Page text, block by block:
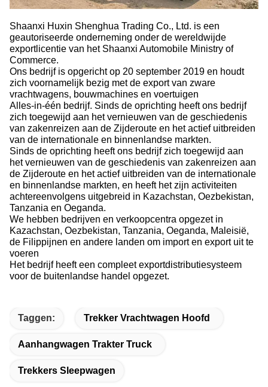
Shaanxi Huxin Shenghua Trading Co., Ltd. is een
geautoriseerde onderneming onder de wereldwijde
exportlicentie van het Shaanxi Automobile Ministry of
Commerce.
Ons bedrijf is opgericht op 20 september 2019 en houdt
zich voornamelijk bezig met de export van zware
vrachtwagens, bouwmachines en voertuigen
Alles-in-één bedrijf. Sinds de oprichting heeft ons bedrijf
zich toegewijd aan het vernieuwen van de geschiedenis
van zakenreizen aan de Zijderoute en het actief uitbreiden
van de internationale en binnenlandse markten.
Sinds de oprichting heeft ons bedrijf zich toegewijd aan
het vernieuwen van de geschiedenis van zakenreizen aan
de Zijderoute en het actief uitbreiden van de internationale
en binnenlandse markten, en heeft het zijn activiteiten
achtereenvolgens uitgebreid in Kazachstan, Oezbekistan,
Tanzania en Oeganda.
We hebben bedrijven en verkoopcentra opgezet in
Kazachstan, Oezbekistan, Tanzania, Oeganda, Maleisië,
de Filippijnen en andere landen om import en export uit te
voeren
Het bedrijf heeft een compleet exportdistributiesysteem
voor de buitenlandse handel opgezet.
Taggen: Trekker Vrachtwagen Hoofd
Aanhangwagen Trakter Truck
Trekkers Sleepwagen